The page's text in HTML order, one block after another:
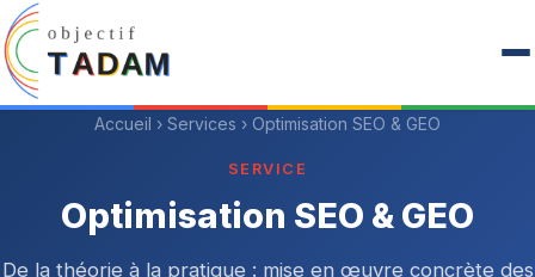
Accueil › Services › Optimisation SEO & GEO
SERVICE
Optimisation SEO & GEO
De la théorie à la pratique : mise en œuvre concrète des